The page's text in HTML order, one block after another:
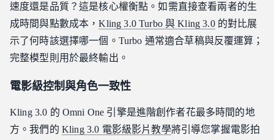
速度還是品質？這是核心權衡點。如需直接查看兩者的生
成時間與點數成本，Kling 3.0 Turbo 與 Kling 3.0的對比展
示了何時該選擇哪一個。Turbo 通常適合草稿與反覆運算；
完整模型則用於最終輸出。
電影級控制與角色一致性
Kling 3.0 的 Omni One 引擎是進階創作者花最多時間的地
方。我們的 Kling 3.0 電影級影片教學將引導您掌握電影拍